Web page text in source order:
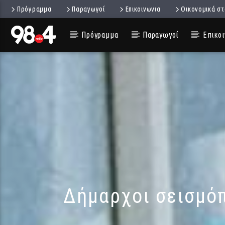
Πρόγραμμα Παραγωγοί Επικοινωνια Οικονομικά
Πρόγραμμα Παραγωγοί
Δήμαρχοι